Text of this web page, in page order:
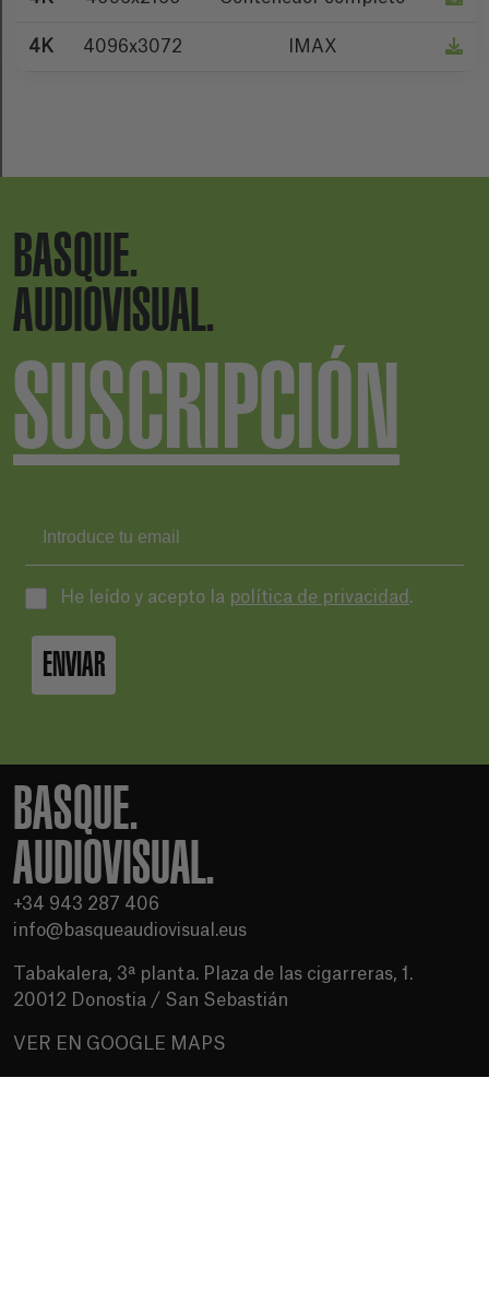
4K 4096x3072 IMAX
BASQUE.
AUDIOVISUAL.
SUSCRIPCIÓN
He leído y acepto la política de privacidad .
ENVIAR
BASQUE.
AUDIOVISUAL.
+34 943 287 406
info@basqueaudiovisual.eus
Tabakalera, 3ª planta. Plaza de las cigarreras, 1.
20012 Donostia / San Sebastián
VER EN GOOGLE MAPS